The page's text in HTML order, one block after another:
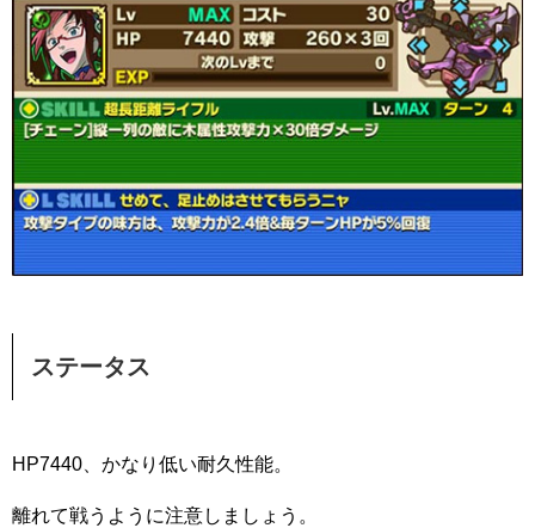
ステータス
HP7440、かなり低い耐久性能。
離れて戦うように注意しましょう。